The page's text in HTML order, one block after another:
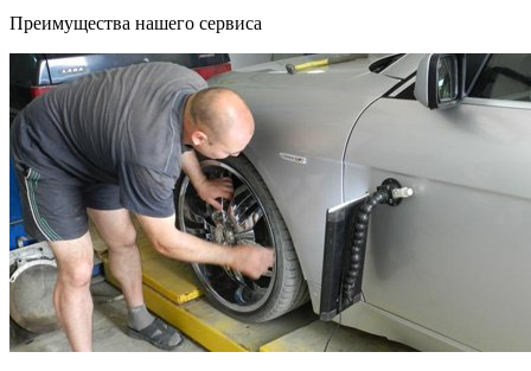
Преимущества нашего сервиса